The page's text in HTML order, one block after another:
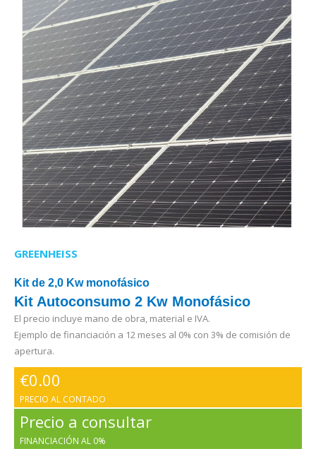
GREENHEISS
Kit de 2,0 Kw monofásico
Kit Autoconsumo 2 Kw Monofásico
El precio incluye mano de obra, material e IVA.
Ejemplo de financiación a 12 meses al 0% con 3% de comisión de
apertura.
€0.00
PRECIO AL CONTADO
Precio a consultar
FINANCIACIÓN AL 0%